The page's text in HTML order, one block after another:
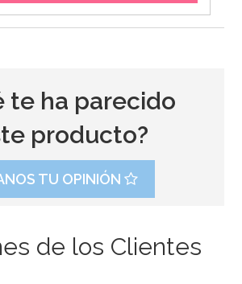
te ha parecido
producto?
TU OPINIÓN
de los Clientes